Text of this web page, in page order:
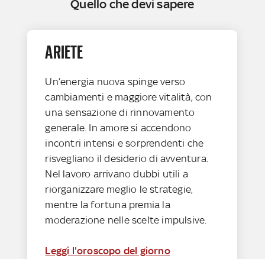
Quello che devi sapere
ARIETE
Un’energia nuova spinge verso
cambiamenti e maggiore vitalità, con
una sensazione di rinnovamento
generale. In amore si accendono
incontri intensi e sorprendenti che
risvegliano il desiderio di avventura.
Nel lavoro arrivano dubbi utili a
riorganizzare meglio le strategie,
mentre la fortuna premia la
moderazione nelle scelte impulsive.
Leggi l'oroscopo del giorno